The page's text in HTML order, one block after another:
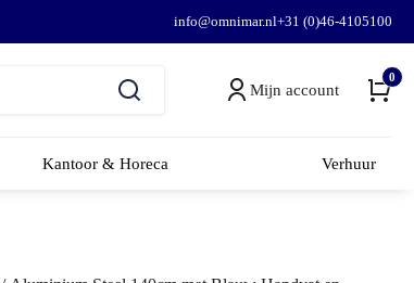
info@omnimar.nl+31 (0)46-4105100
Mijn account
0
Kantoor & Horeca Verhuur